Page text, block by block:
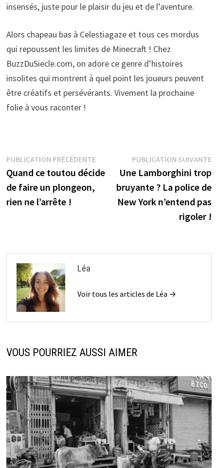
insensés, juste pour le plaisir du jeu et de l’aventure.
Alors chapeau bas à Celestiagaze et tous ces mordus
qui repoussent les limites de Minecraft ! Chez
BuzzDuSiecle.com, on adore ce genre d’histoires
insolites qui montrent à quel point les joueurs peuvent
être créatifs et persévérants. Vivement la prochaine
folie à vous raconter !
Navigation
de
l’article
PUBLICATION PRÉCÉDENTEPublication
précédente :
Quand ce toutou décide
de faire un plongeon,
rien ne l’arrête !
PUBLICATION SUIVANTE
Une Lamborghini trop
bruyante ? La police de
New York n’entend pas
rigoler !
Léa
Voir tous les articles de Léa →
VOUS POURRIEZ AUSSI AIMER